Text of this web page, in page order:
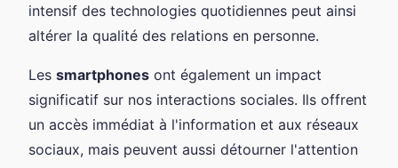
intensif des technologies quotidiennes peut ainsi
altérer la qualité des relations en personne.
Les smartphones ont également un impact
significatif sur nos interactions sociales. Ils offrent
un accès immédiat à l'information et aux réseaux
sociaux, mais peuvent aussi détourner l'attention